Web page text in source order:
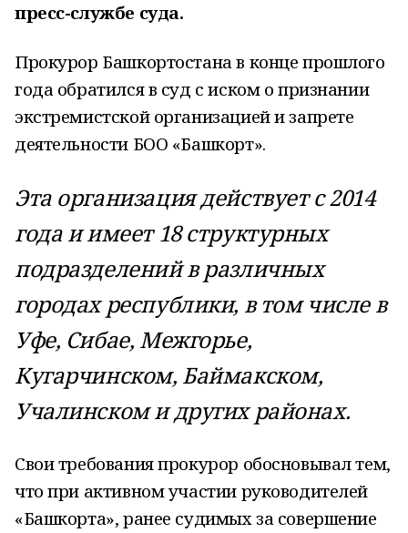
пресс-службе суда.
Прокурор Башкортостана в конце прошлого
года обратился в суд с иском о признании
экстремистской организацией и запрете
деятельности БОО «Башкорт».
Эта организация действует с 2014
года и имеет 18 структурных
подразделений в различных
городах республики, в том числе в
Уфе, Сибае, Межгорье,
Кугарчинском, Баймакском,
Учалинском и других районах.
Свои требования прокурор обосновывал тем,
что при активном участии руководителей
«Башкорта», ранее судимых за совершение